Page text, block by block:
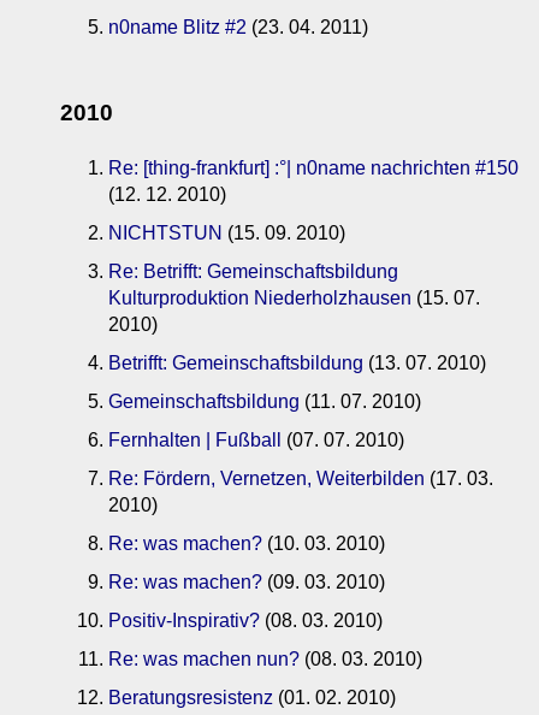
n0name Blitz #2 (23. 04. 2011)
2010
Re: [thing-frankfurt] :°| n0name nachrichten #150
(12. 12. 2010)
NICHTSTUN (15. 09. 2010)
Re: Betrifft: Gemeinschaftsbildung
Kulturproduktion Niederholzhausen (15. 07.
2010)
Betrifft: Gemeinschaftsbildung (13. 07. 2010)
Gemeinschaftsbildung (11. 07. 2010)
Fernhalten | Fußball
(07. 07. 2010)
Re: Fördern, Vernetzen, Weiterbilden (17. 03.
2010)
Re: was machen? (10. 03. 2010)
Re: was machen? (09. 03. 2010)
Positiv-Inspirativ? (08. 03. 2010)
Re: was machen nun? (08. 03. 2010)
Beratungsresistenz (01. 02. 2010)